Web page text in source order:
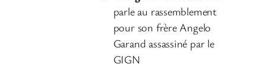
parle au rassemblement
pour son frère Angelo
Garand assassiné par le
GIGN